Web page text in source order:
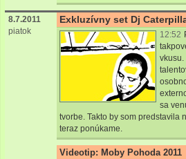
8.7.2011
piatok
Exkluzívny set Dj
12:52
sa
tvorbe. Takto by som predstavila
teraz ponúkame.
Videotip: Moby Pohoda 2011